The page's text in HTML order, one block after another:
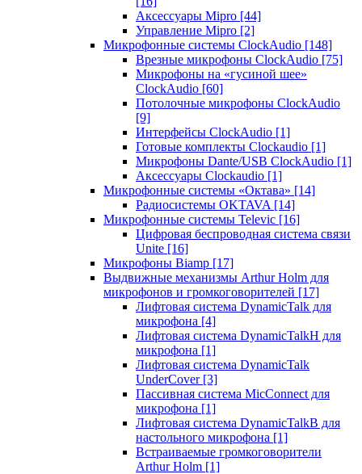
Аксессуары Mipro [44]
Управление Mipro [2]
Микрофонные системы ClockAudio [148]
Врезные микрофоны ClockAudio [75]
Микрофоны на «гусиной шее»
ClockAudio [60]
Потолочные микрофоны ClockAudio
[9]
Интерфейсы ClockAudio [1]
Готовые комплекты Clockaudio [1]
Микрофоны Dante/USB ClockAudio [1]
Аксессуары Clockaudio [1]
Микрофонные системы «Октава» [14]
Радиосистемы OKTAVA [14]
Микрофонные системы Televic [16]
Цифровая беспроводная система связи
Unite [16]
Микрофоны Biamp [17]
Выдвижные механизмы Arthur Holm для
микрофонов и громкоговорителей [17]
Лифтовая система DynamicTalk для
микрофона [4]
Лифтовая система DynamicTalkH для
микрофона [1]
Лифтовая система DynamicTalk
UnderCover [3]
Пассивная система MicConnect для
микрофона [1]
Лифтовая система DynamicTalkB для
настольного микрофона [1]
Встраиваемые громкоговорители
Arthur Holm [1]